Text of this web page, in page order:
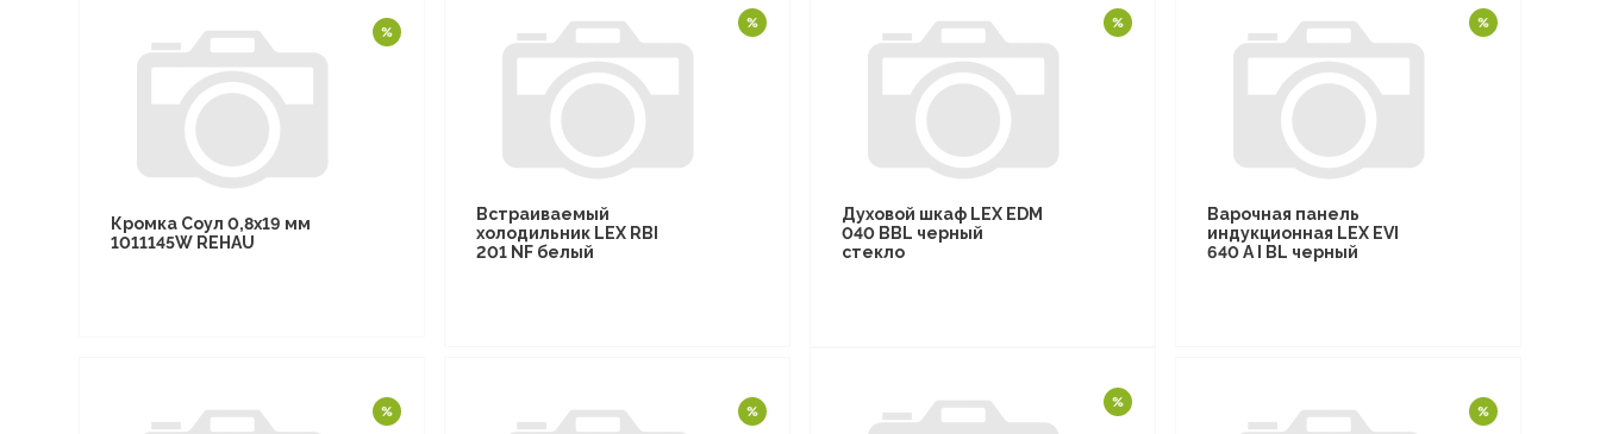
Кромка Соул 0,8х19 мм
1011145W REHAU
Встраиваемый
холодильник LEX RBI
201 NF белый
Духовой шкаф LEX EDM
040 BBL черный
стекло
Варочная панель
индукционная LEX EVI
640 A I BL черный